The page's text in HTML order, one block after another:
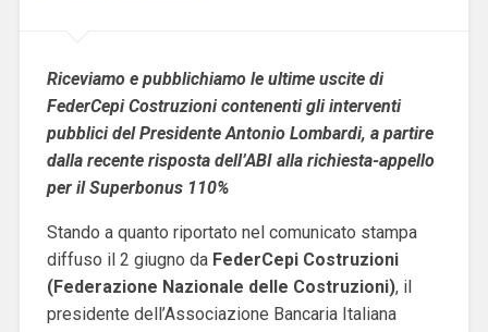
Riceviamo e pubblichiamo le ultime uscite di
FederCepi Costruzioni contenenti gli interventi
pubblici del Presidente Antonio Lombardi, a partire
dalla recente risposta dell’ABI alla richiesta-appello
per il Superbonus 110%
Stando a quanto riportato nel comunicato stampa
diffuso il 2 giugno da FederCepi Costruzioni
(Federazione Nazionale delle Costruzioni), il
presidente dell’Associazione Bancaria Italiana